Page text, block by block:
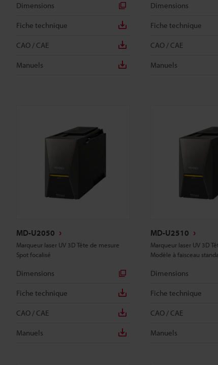
Dimensions
Fiche technique
CAO / CAE
Manuels
Dimensions
Fiche technique
CAO / CAE
Manuels
MD-U2050
Marqueur laser UV 3D Tête de mesure
Spot focalisé
Dimensions
Fiche technique
CAO / CAE
Manuels
MD-U2510
Marqueur laser UV 3D
Modèle à faisceau
Dimensions
Fiche technique
CAO / CAE
Manuels